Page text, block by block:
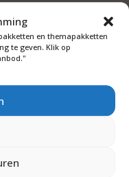
en themapakketten
te geven. Klik op
pakket
nog geen ideeën
een